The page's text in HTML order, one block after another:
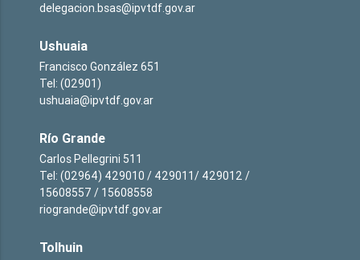
delegacion.bsas@ipvtdf.gov.ar
Ushuaia
Francisco González 651
Tel: (02901)
ushuaia@ipvtdf.gov.ar
Río Grande
Carlos Pellegrini 511
Tel: (02964) 429010 / 429011/ 429012 /
15608557 / 15608558
riogrande@ipvtdf.gov.ar
Tolhuin